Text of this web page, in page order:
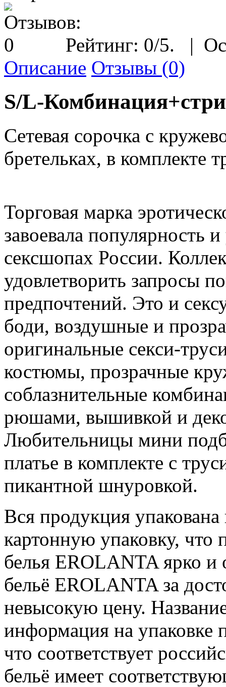
Рейтинг: 0/5. |
Описание Отзывы (0)
S/L-
Сетевая сорочка с
бретельках, в комплекте
Торговая марка
завоевала популярность
сексшопах России.
удовлетворить запросы
предпочтений. Это и
боди, воздушные и
оригинальные секси-
костюмы, прозрачные
соблазнительные
рюшами, вышивкой и
Любительницы мини
платье в комплекте с
пикантной шнуровкой.
Вся продукция
картонную упаковку, что
белья EROLANTA ярко и
бельё EROLANTA за
невысокую цену.
информация на упаковке
что соответствует
бельё имеет